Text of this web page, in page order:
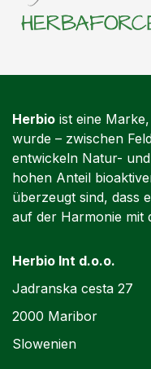
Herbio ist eine
wurde – zwischen
entwickeln Natur-
hohen Anteil
überzeugt sind, dass
auf der Harmonie mit
Herbio Int d.o.o.
Jadranska cesta 27
2000 Maribor
Slowenien